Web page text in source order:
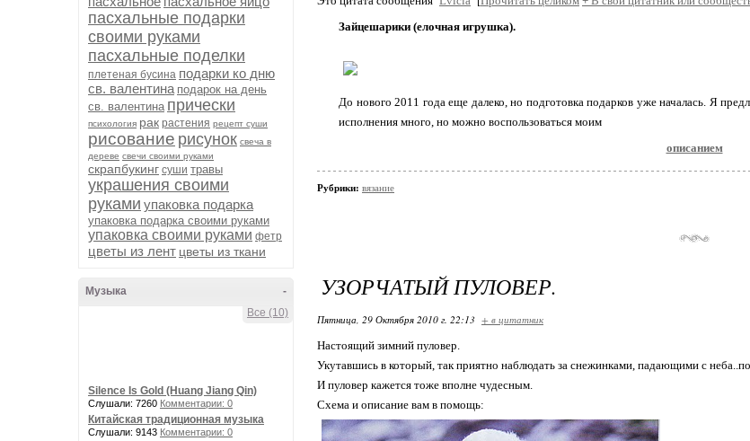
пасхальные подарки
своими руками
пасхальные поделки
плетеная бусина подарки ко дню
св. валентина подарок на день
св. валентина прически
психология рак растения рецепт суши
рисование рисунок свеча в
дереве свечи своими руками
скрапбукинг суши травы
украшения своими
руками упаковка подарка
упаковка подарка своими руками
упаковка своими руками фетр
цветы из лент цветы из ткани
-
Музыка
Все (10)
Silence Is Gold (Huang Jiang Qin)
Слушали: 7260 Комментарии: 0
Китайская традиционная музыка
Слушали: 9143 Комментарии: 0
Зайцешарики (елочная игрушка).
До нового 2011 года еще далеко, но подготовка подарков уже началась. Я
исполнения много, но можно воспользоваться моим
описанием
Рубрики: вязание
УЗОРЧАТЫЙ ПУЛОВЕР.
Пятница, 29 Октября 2010 г. 22:13 + в цитатник
Настоящий зимний пуловер.
Укутавшись в который, так приятно наблюдать за снежинками, падающими с
И пуловер кажется тоже вполне чудесным.
Схема и описание вам в помощь: